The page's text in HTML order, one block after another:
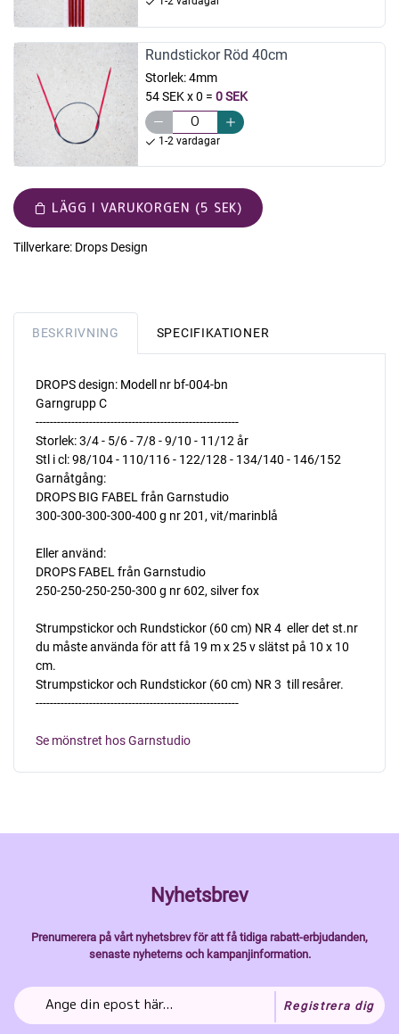
Rundstickor Röd 40cm
Storlek:4mm
54 SEK x 0 = 0 SEK
1-2 vardagar
LÄGG I VARUKORGEN (5 SEK)
Tillverkare: Drops Design
BESKRIVNING SPECIFIKATIONER
DROPS design: Modell nr bf-004-bn
Garngrupp C
---------------------------------------------------------
Storlek: 3/4 - 5/6 - 7/8 - 9/10 - 11/12 år
Stl i cl: 98/104 - 110/116 - 122/128 - 134/140 - 146/152
Garnåtgång:
DROPS BIG FABEL från Garnstudio
300-300-300-300-400 g nr 201, vit/marinblå
Eller använd:
DROPS FABEL från Garnstudio
250-250-250-250-300 g nr 602, silver fox
Strumpstickor och Rundstickor (60 cm) NR 4  eller det st.nr
du måste använda för att få 19 m x 25 v slätst på 10 x 10
cm.
Strumpstickor och Rundstickor (60 cm) NR 3  till resårer.
---------------------------------------------------------
Se mönstret hos Garnstudio
Nyhetsbrev
Prenumerera på vårt nyhetsbrev för att få tidiga rabatt-erbjudanden,
senaste nyheterns och kampanjinformation.
Registrera dig